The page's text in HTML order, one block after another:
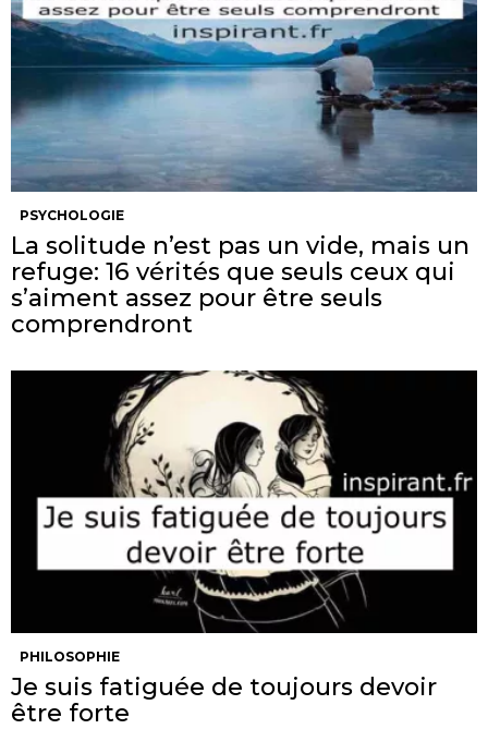
PSYCHOLOGIE
La solitude n’est pas un vide, mais un
refuge: 16 vérités que seuls ceux qui
s’aiment assez pour être seuls
comprendront
PHILOSOPHIE
Je suis fatiguée de toujours devoir
être forte